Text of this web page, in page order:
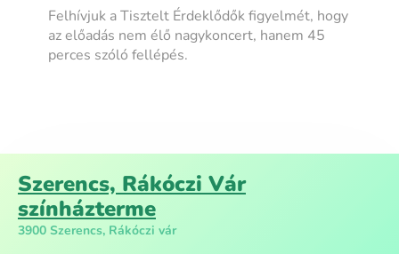
Felhívjuk a Tisztelt Érdeklődők figyelmét, hogy
az előadás nem élő nagykoncert, hanem 45
perces szóló fellépés.
Szerencs, Rákóczi Vár
színházterme
3900 Szerencs, Rákóczi vár